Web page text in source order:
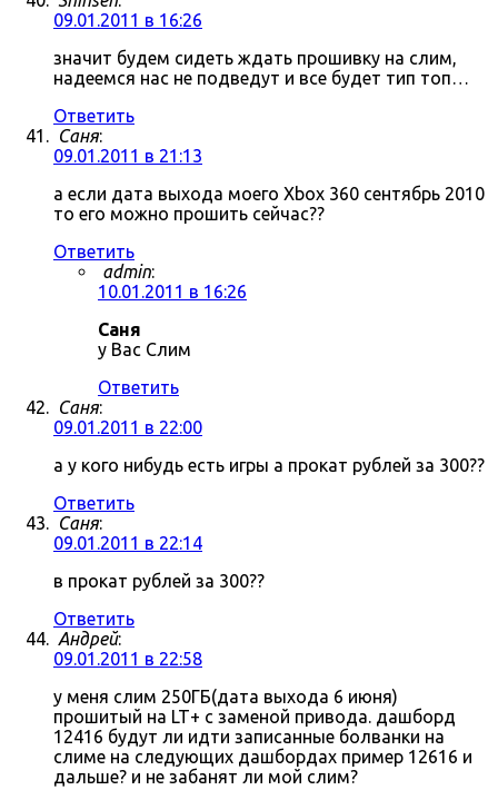
09.01.2011 в 16:26
значит будем сидеть ждать прошивку на слим,
надеемся нас не подведут и все будет тип топ…
Ответить
Саня:
09.01.2011 в 21:13
а если дата выхода моего Xbox 360 сентябрь 2010
то его можно прошить сейчас??
Ответить
admin:
10.01.2011 в 16:26
Саня
у Вас Слим
Ответить
Саня:
09.01.2011 в 22:00
а у кого нибудь есть игры а прокат рублей за 300??
Ответить
Саня:
09.01.2011 в 22:14
в прокат рублей за 300??
Ответить
Андрей:
09.01.2011 в 22:58
у меня слим 250ГБ(дата выхода 6 июня)
прошитый на LT+ с заменой привода. дашборд
12416 будут ли идти записанные болванки на
слиме на следующих дашбордах пример 12616 и
дальше? и не забанят ли мой слим?